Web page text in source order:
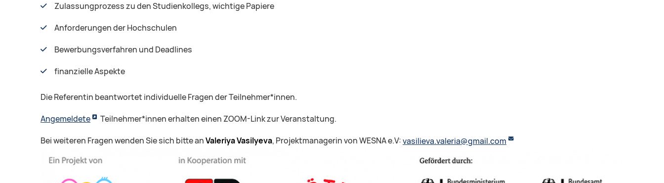
Zulassungprozess zu den Studienkollegs, wichtige Papiere
Anforderungen der Hochschulen
Bewerbungsverfahren und Deadlines
finanzielle Aspekte
Die Referentin beantwortet individuelle Fragen der Teilnehmer*innen.
Angemeldete Teilnehmer*innen erhalten einen ZOOM-Link zur Veranstaltung.
Bei weiteren Fragen wenden Sie sich bitte anValeriya Vasilyeva, Projektmanagerin von WESNA e.V:vasilieva.valeria@gmail.com